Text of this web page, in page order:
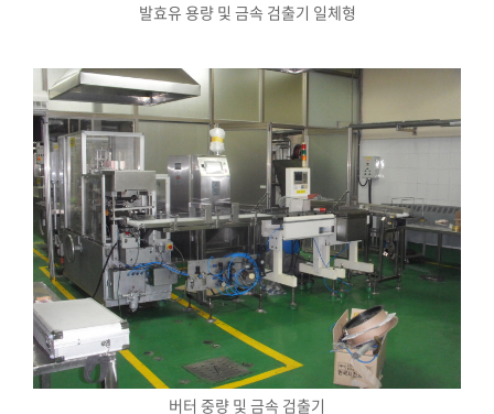
발효유 용량 및 금속 검출기 일체형
버터 중량 및 금속 검출기